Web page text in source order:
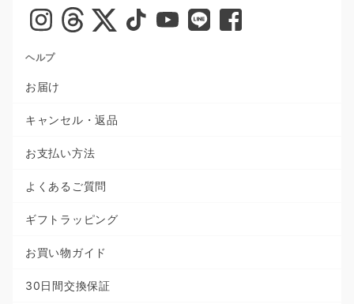
ヘルプ
お届け
キャンセル・返品
お支払い方法
よくあるご質問
ギフトラッピング
お買い物ガイド
30日間交換保証